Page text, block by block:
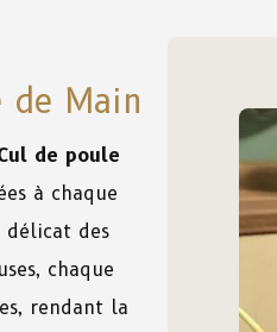
de Main
de poule
à chaque
délicat des
chaque
rendant la